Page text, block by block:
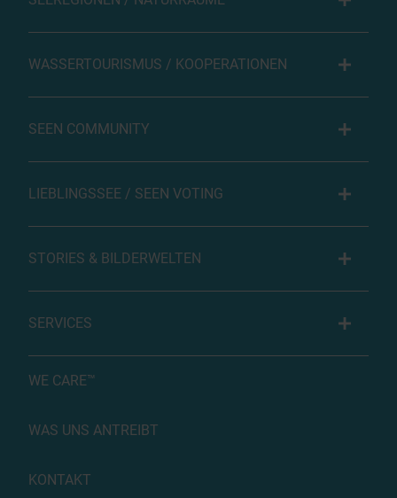
WASSERTOURISMUS / KOOPERATIONEN
SEEN COMMUNITY
LIEBLINGSSEE / SEEN VOTING
STORIES & BILDERWELTEN
SERVICES
WE CARE™
WAS UNS ANTREIBT
KONTAKT